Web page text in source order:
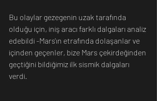
Bu olaylar gezegenin uzak tarafında
olduğu için, iniş aracı farklı dalgaları analiz
edebildi -Mars'ın etrafında dolaşanlar ve
içinden geçenler, bize Mars çekirdeğinden
geçtiğini bildiğimiz ilk sismik dalgaları
verdi.